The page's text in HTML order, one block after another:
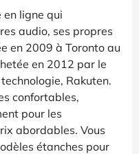
en ligne qui
audio, ses propres
en 2009 à Toronto au
en 2012 par le
Rakuten.
confortables,
pour les
abordables. Vous
étanches pour